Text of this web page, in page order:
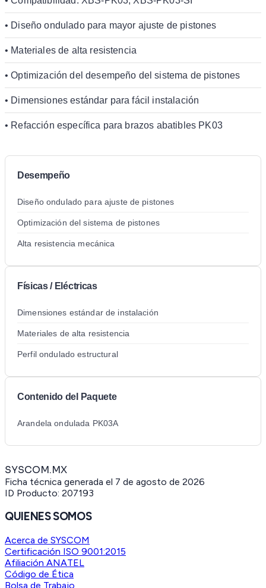
• Diseño ondulado para mayor ajuste de pistones
• Materiales de alta resistencia
• Optimización del desempeño del sistema de pistones
• Dimensiones estándar para fácil instalación
• Refacción específica para brazos abatibles PK03
Desempeño
Diseño ondulado para ajuste de pistones
Optimización del sistema de pistones
Alta resistencia mecánica
Físicas / Eléctricas
Dimensiones estándar de instalación
Materiales de alta resistencia
Perfil ondulado estructural
Contenido del Paquete
Arandela ondulada PK03A
SYSCOM.MX
Ficha técnica generada el 7 de agosto de 2026
ID Producto: 207193
QUIENES SOMOS
Acerca de SYSCOM
Certificación ISO 9001:2015
Afiliación ANATEL
Código de Ética
Bolsa de Trabajo